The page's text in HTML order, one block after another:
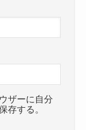
ザーに自分
存する。